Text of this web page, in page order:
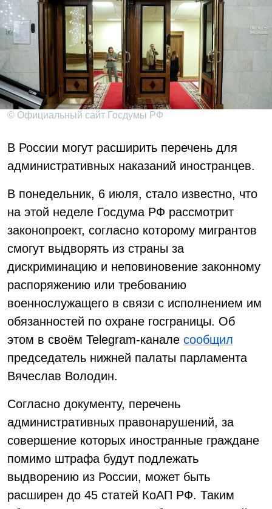
© Официальный сайт Госдумы РФ
В России могут расширить перечень для
административных наказаний иностранцев.
В понедельник, 6 июля, стало известно, что
на этой неделе Госдума РФ рассмотрит
законопроект, согласно которому мигрантов
смогут выдворять из страны за
дискриминацию и неповиновение законному
распоряжению или требованию
военнослужащего в связи с исполнением им
обязанностей по охране госграницы. Об
этом в своём Telegram-канале сообщил
председатель нижней палаты парламента
Вячеслав Володин.
Согласно документу, перечень
административных правонарушений, за
совершение которых иностранные граждане
помимо штрафа будут подлежать
выдворению из России, может быть
расширен до 45 статей КоАП РФ. Таким